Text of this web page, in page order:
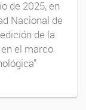
de 2025, en
Nacional de
de la
el marco